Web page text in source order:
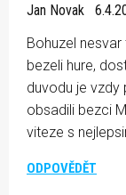
Jan Novak
Bohuzel
bezeli hure,
duvodu je vzdy
obsadili bezci
viteze s
ODPOVĚDĚT